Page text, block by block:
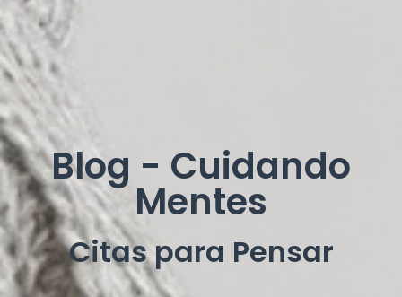
Blog - Cuidando
Mentes
Citas para Pensar